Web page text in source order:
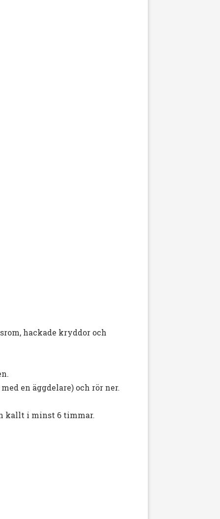
hackade kryddor och
en äggdelare) och rör ner.
kallt i minst 6 timmar.